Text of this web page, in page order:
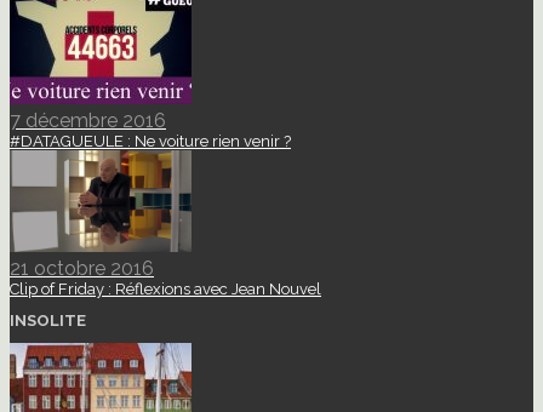
7 décembre 2016
#DATAGUEULE : Ne voiture rien venir ?
21 octobre 2016
Clip of Friday : Réflexions avec Jean Nouvel
INSOLITE